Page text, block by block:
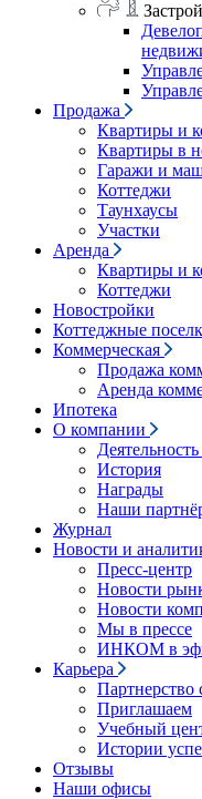
Продажа
Квартиры и
Квартиры в
Гаражи и
Коттеджи
Таунхаусы
Участки
Аренда
Квартиры и
Коттеджи
Новостройки
Коттеджные
Коммерческая
Продажа
Аренда
Ипотека
О компании
История
Награды
Наши
Журнал
Новости и
Пресс-центр
Новости
Новости
Мы в прессе
ИНКОМ в
Карьера
Приглашаем
Учебный
Истории
Отзывы
Наши офисы